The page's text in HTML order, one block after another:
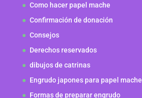
Como hacer papel mache
Confirmación de donación
Consejos
Derechos reservados
dibujos de catrinas
Engrudo japones para papel mache
Formas de preparar engrudo